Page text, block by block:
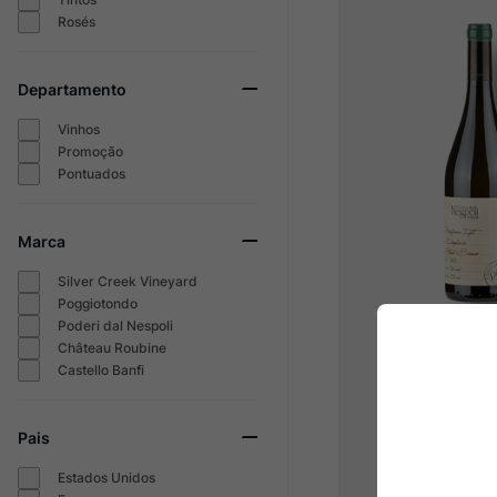
Rosés
Departamento
Vinhos
Promoção
Pontuados
Marca
Silver Creek Vineyard
Poggiotondo
Poderi dal Nespoli
Château Roubine
Castello Banfi
Pais
Estados Unidos